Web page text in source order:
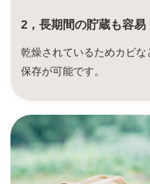
2，長期間の貯蔵も容易
乾燥されているためカビ
保存が可能です。